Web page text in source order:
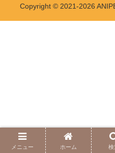
Copyright © 2021-2026
メニュー ホーム 検